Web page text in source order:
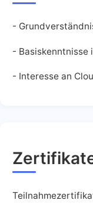
-
- Basiskenntnisse
- Interesse an